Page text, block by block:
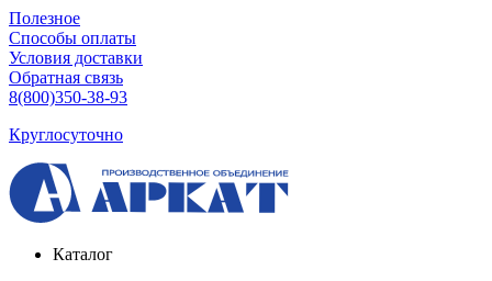
Полезное
Способы оплаты
Условия доставки
Обратная связь
8(800)350-38-93
Круглосуточно
Каталог